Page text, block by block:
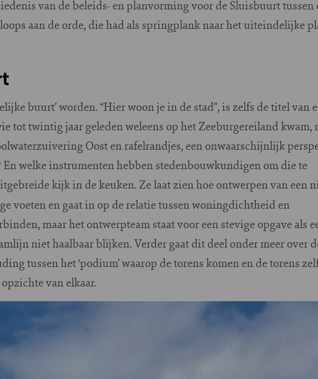
van de beleids- en planvorming voor de Sluisbuurt tussen
aan de orde, die had als springplank naar het uiteindelijke
buurt’ worden. “Hier woon je in de stad”, is zelfs de titel van
tot twintig jaar geleden weleens op het Zeeburgereiland kwam,
Oost en rafelrandjes, een onwaarschijnlijk
welke instrumenten hebben stedenbouwkundigen om die te
kijk in de keuken. Ze laat zien hoe ontwerpen van een
voeten en gaat in op de relatie tussen woningdichtheid en
maar het ontwerpteam staat voor een stevige opgave als
niet haalbaar blijken. Verder gaat dit deel onder meer over
tussen het ‘podium’ waarop de torens komen en de torens
van elkaar.